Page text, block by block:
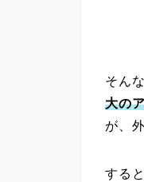
そん
大の
が、
する